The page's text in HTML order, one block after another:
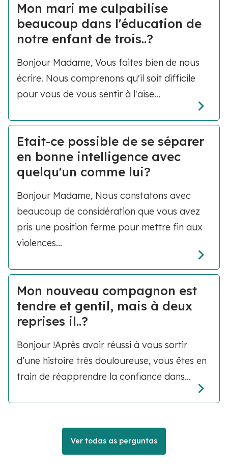
Mon mari me culpabilise
beaucoup dans l'éducation de
notre enfant de trois..?
Bonjour Madame, Vous faites bien de nous
écrire. Nous comprenons qu'il soit difficile
pour vous de vous sentir à l'aise...
Etait-ce possible de se séparer
en bonne intelligence avec
quelqu'un comme lui?
Bonjour Madame, Nous constatons avec
beaucoup de considération que vous avez
pris une position ferme pour mettre fin aux
violences...
Mon nouveau compagnon est
tendre et gentil, mais à deux
reprises il..?
Bonjour !Après avoir réussi à vous sortir
d’une histoire très douloureuse, vous êtes en
train de réapprendre la confiance dans...
Ver todas as perguntas